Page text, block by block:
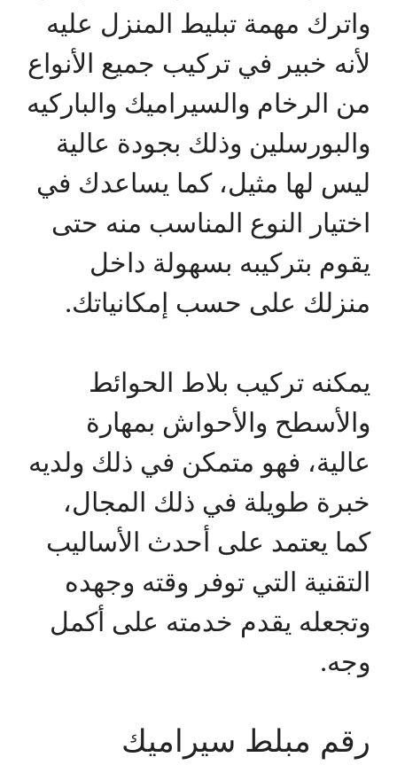
واترك مهمة تبليط المنزل عليه
لأنه خبير في تركيب جميع الأنواع
من الرخام والسيراميك والباركيه
والبورسلين وذلك بجودة عالية
ليس لها مثيل، كما يساعدك في
اختيار النوع المناسب منه حتى
يقوم بتركيبه بسهولة داخل
منزلك على حسب إمكانياتك.
يمكنه تركيب بلاط الحوائط
والأسطح والأحواش بمهارة
عالية، فهو متمكن في ذلك ولديه
خبرة طويلة في ذلك المجال،
كما يعتمد على أحدث الأساليب
التقنية التي توفر وقته وجهده
وتجعله يقدم خدمته على أكمل
وجه.
رقم مبلط سيراميك